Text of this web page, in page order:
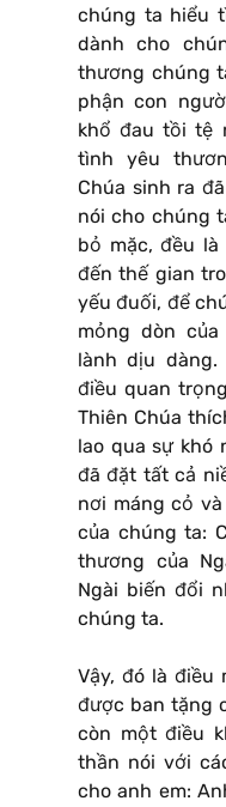
chúng ta hiểu
dành cho
thương chúng
phận con
khổ đau tồi tệ
tình yêu
Chúa sinh ra
nói cho chúng
bỏ mặc, đều là
đến thế gian
yếu đuối, để
mỏng dòn
lành dịu
điều quan
Thiên Chúa
lao qua sự khó
đã đặt tất cả
nơi máng cỏ
của chúng ta:
thương của
Ngài biến đổi
chúng ta.
Vậy, đó là điều
được ban tặng
còn một điều
thần nói với
cho anh em: